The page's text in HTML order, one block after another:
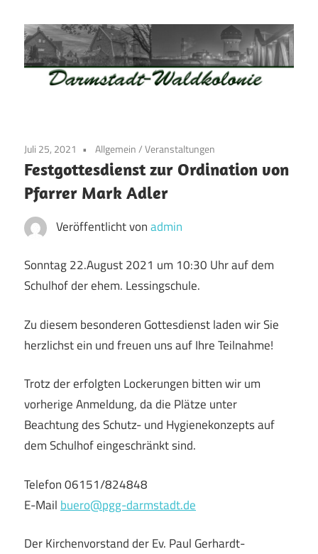
Inhalt
springen
Darmstadt
Altstadt
der
Weststadt
–
Darmstadt
Juli 25, 2021 Allgemein/Veranstaltungen
Festgottesdienst zur Ordination von
Pfarrer Mark Adler
Veröffentlicht vonadmin
Sonntag 22.August 2021 um 10:30 Uhr auf dem
Schulhof der ehem. Lessingschule.
Zu diesem besonderen Gottesdienst laden wir Sie
herzlichst ein und freuen uns auf Ihre Teilnahme!
Trotz der erfolgten Lockerungen bitten wir um
vorherige Anmeldung, da die Plätze unter
Beachtung des Schutz- und Hygienekonzepts auf
dem Schulhof eingeschränkt sind.
Telefon 06151/824848
E-Mail buero@pgg-darmstadt.de
Der Kirchenvorstand der Ev. Paul Gerhardt-